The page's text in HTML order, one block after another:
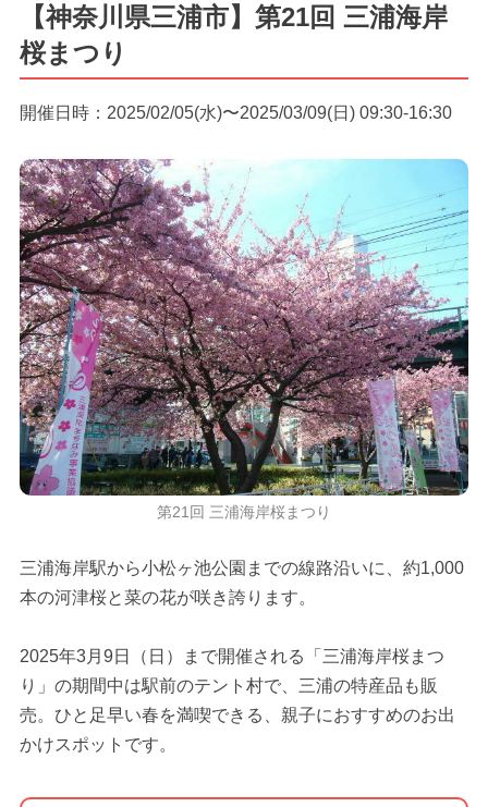
【神奈川県三浦市】第21回 三浦海岸
桜まつり
開催日時：2025/02/05(水)〜2025/03/09(日) 09:30-16:30
第21回 三浦海岸桜まつり
三浦海岸駅から小松ヶ池公園までの線路沿いに、約1,000
本の河津桜と菜の花が咲き誇ります。
2025年3月9日（日）まで開催される「三浦海岸桜まつ
り」の期間中は駅前のテント村で、三浦の特産品も販
売。ひと足早い春を満喫できる、親子におすすめのお出
かけスポットです。